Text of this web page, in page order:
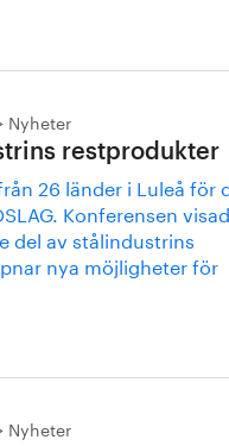
Nyheter
restprodukter
26 länder i Luleå för
Konferensen
del av stålindustrins
nya möjligheter för
Nyheter